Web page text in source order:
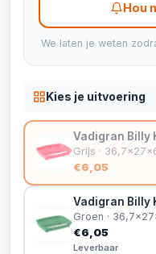
Hou
We laten je weten
Kies je uitvoering
Vadigran Billy
Grijs ·
€6,05
Vadigran Billy
Groen ·
€6,05
Leverbaar